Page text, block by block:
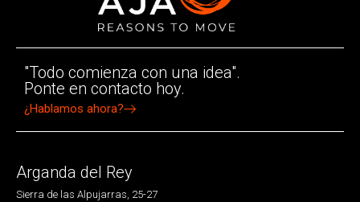
"Todo comienza con una idea".
Ponte en contacto hoy.
¿Hablamos ahora?
Arganda del Rey
Sierra de las Alpujarras, 25-27